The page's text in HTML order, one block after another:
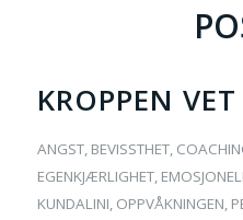
KROPPEN
ANGST, BEVISSTHET,
EGENKJÆRLIGHET,
KUNDALINI, OPPVÅKNINGEN,